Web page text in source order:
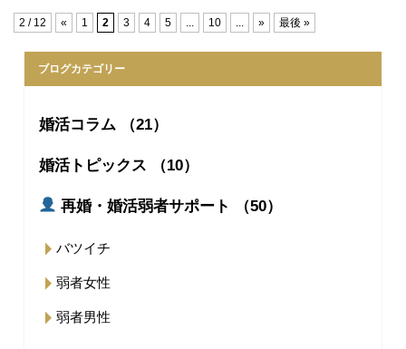
2 / 12 « 1 2 3 4 5 ... 10 ... » 最後 »
ブログカテゴリー
婚活コラム （21）
婚活トピックス （10）
再婚・婚活弱者サポート （50）
バツイチ
弱者女性
弱者男性